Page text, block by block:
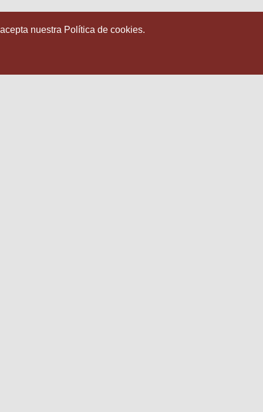
nuestra Política de cookies.